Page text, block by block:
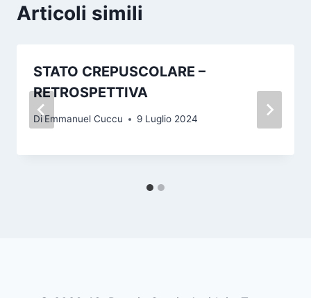
Articoli simili
STATO CREPUSCOLARE –
RETROSPETTIVA
Di Emmanuel Cuccu 9 Luglio 2024